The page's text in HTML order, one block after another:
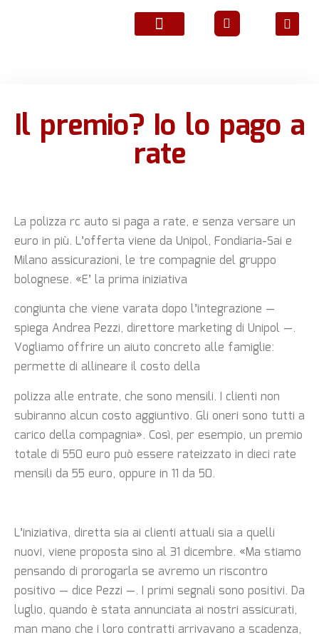
Il premio? Io lo pago a
rate
La polizza rc auto si paga a rate, e senza versare un
euro in più. L’offerta viene da Unipol, Fondiaria-Sai e
Milano assicurazioni, le tre compagnie del gruppo
bolognese. «E’ la prima iniziativa
congiunta che viene varata dopo l’integrazione —
spiega Andrea Pezzi, direttore marketing di Unipol —.
Vogliamo offrire un aiuto concreto alle famiglie:
permette di allineare il costo della
polizza alle entrate, che sono mensili. I clienti non
subiranno alcun costo aggiuntivo. Gli oneri sono tutti a
carico della compagnia». Così, per esempio, un premio
totale di 550 euro può essere rateizzato in dieci rate
mensili da 55 euro, oppure in 11 da 50.
L’iniziativa, diretta sia ai clienti attuali sia a quelli
nuovi, viene proposta sino al 31 dicembre. «Ma stiamo
pensando di prorogarla se avremo un riscontro
positivo — dice Pezzi —. I primi segnali sono positivi. Da
luglio, quando è stata annunciata ai nostri assicurati,
man mano che i loro contratti arrivavano a scadenza,